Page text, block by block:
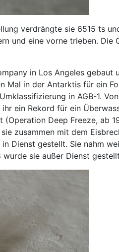
verdrängte sie 6515 ts
und eine vorne trieben.
in Los Angeles
Mal in der Antarktis für ein
in AGB-1.
ein Rekord für ein
(Operation Deep Freeze, ab
zusammen mit dem
in Dienst gestellt. Sie nahm
wurde sie außer Dienst